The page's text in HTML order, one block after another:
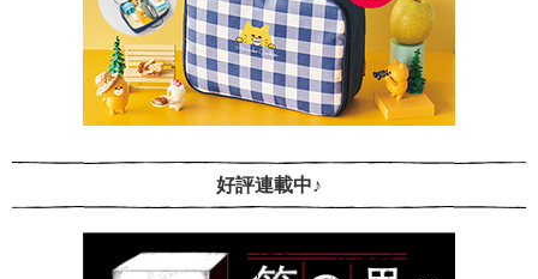
好評連載中♪